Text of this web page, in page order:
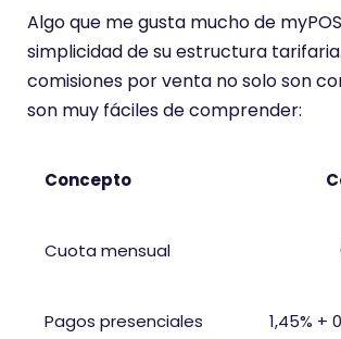
Algo que me gusta mucho de
simplicidad de su estructura
comisiones por venta no solo son
son muy fáciles de comprender:
Concepto
Cuota mensual
Pagos presenciales
1,45% +